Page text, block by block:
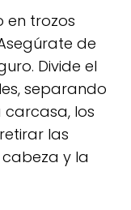
en trozos
de
Divide el
separando
carcasa, los
las
y la